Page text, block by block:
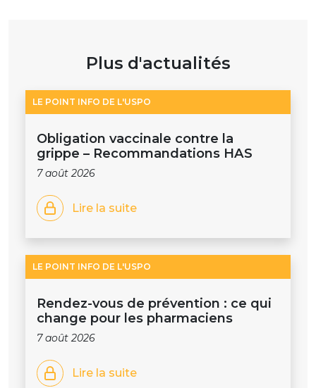
Plus d'actualités
LE POINT INFO DE L'USPO
Obligation vaccinale contre la
grippe – Recommandations HAS
7 août 2026
Lire la suite
LE POINT INFO DE L'USPO
Rendez-vous de prévention : ce qui
change pour les pharmaciens
7 août 2026
Lire la suite